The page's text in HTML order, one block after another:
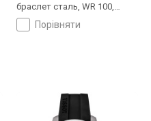
браслет сталь, WR 100,
Швейцаріяпорівняти